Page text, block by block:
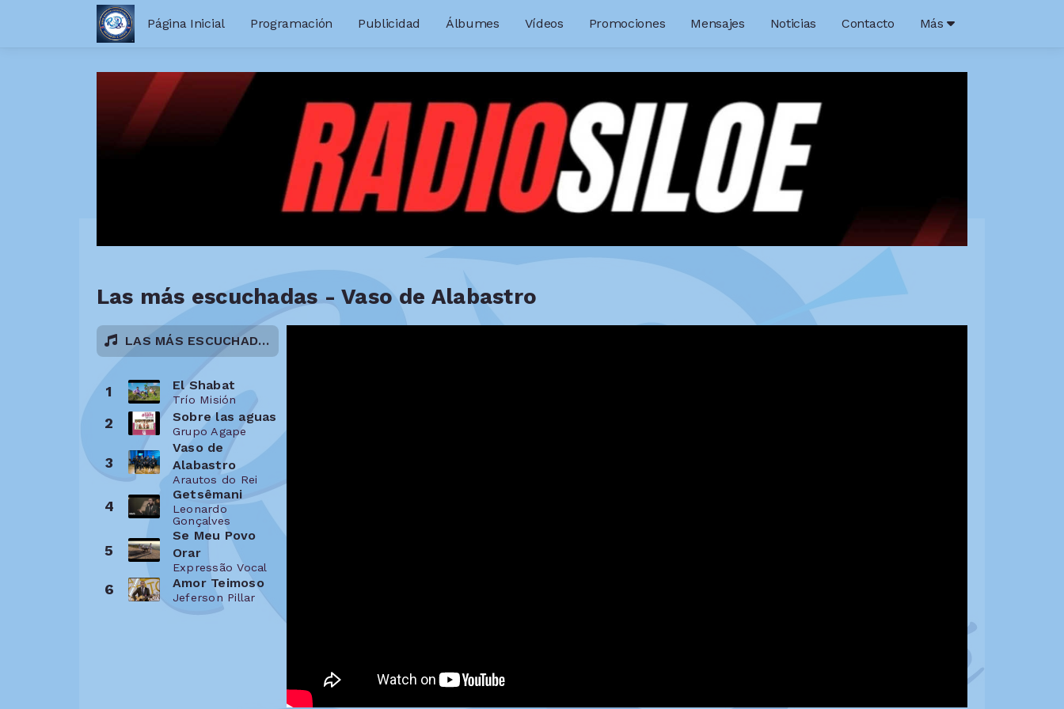
Página Inicial Programación Publicidad Álbumes Vídeos Promociones Mensajes Noticias Contacto Más
Las más escuchadas - Vaso de Alabastro
LAS MÁS ESCUCHADAS
1 El Shabat
Trío Misión
2 Sobre las aguas
Grupo Agape
3
Vaso de
Alabastro
Arautos do Rei
4
Getsêmani
Leonardo
Gonçalves
5
Se Meu Povo
Orar
Expressão Vocal
6 Amor Teimoso
Jeferson Pillar